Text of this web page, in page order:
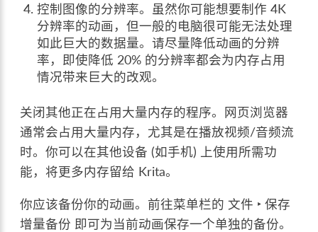
控制图像的分辨率。虽然你可能想要制作 4K
分辨率的动画，但一般的电脑很可能无法处理
如此巨大的数据量。请尽量降低动画的分辨
率，即使降低 20% 的分辨率都会为内存占用
情况带来巨大的改观。
关闭其他正在占用大量内存的程序。网页浏览器
通常会占用大量内存，尤其是在播放视频/音频流
时。你可以在其他设备 (如手机) 上使用所需功
能，将更多内存留给 Krita。
你应该备份你的动画。前往菜单栏的 文件 ‣ 保存
增量备份 即可为当前动画保存一个单独的备份。